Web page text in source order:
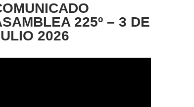
225º – 3 DE
2026